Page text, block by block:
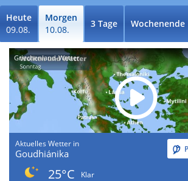
Heute
09.08.
Morgen
10.08.
3 Tage Wochenende
Griechenland-Wetter
Aktuelles Wetter in
Goudhiánika
25°C
Klar